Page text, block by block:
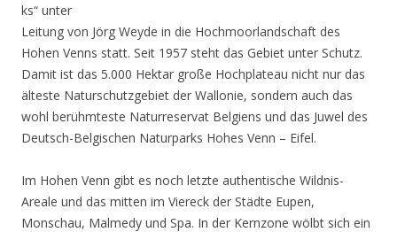
ks“ unter
Leitung von Jörg Weyde in die Hochmoorlandschaft des
Hohen Venns statt. Seit 1957 steht das Gebiet unter Schutz.
Damit ist das 5.000 Hektar große Hochplateau nicht nur das
älteste Naturschutzgebiet der Wallonie, sondern auch das
wohl berühmteste Naturreservat Belgiens und das Juwel des
Deutsch-Belgischen Naturparks Hohes Venn – Eifel.
Im Hohen Venn gibt es noch letzte authentische Wildnis-
Areale und das mitten im Viereck der Städte Eupen,
Monschau, Malmedy und Spa. In der Kernzone wölbt sich ein